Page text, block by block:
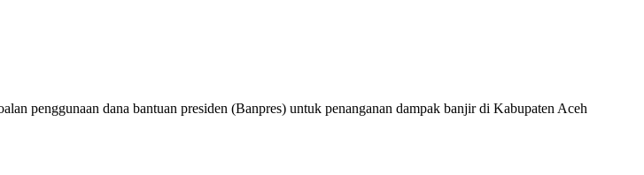
penggunaan dana bantuan presiden (Banpres) untuk penanganan dampak banjir di Kabupaten Aceh